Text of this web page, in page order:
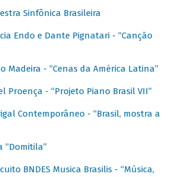
Sinfônica Brasileira
Endo e Dante Pignatari - “Canção
Madeira - “Cenas da América Latina”
Proença - “Projeto Piano Brasil VII”
Contemporâneo - “Brasil, mostra a
“Domitila”
BNDES Musica Brasilis - “Música,